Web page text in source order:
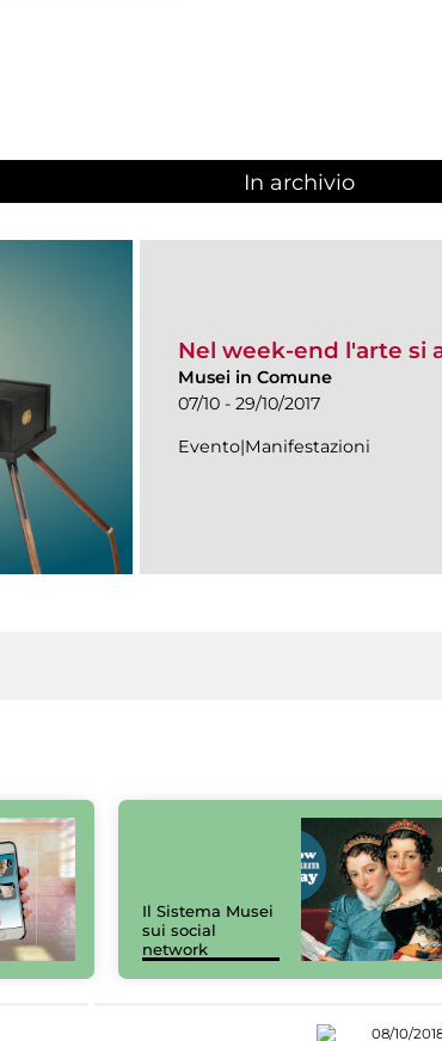
In archivio
Nel week-end l'arte si
Musei in Comune
07/10 - 29/10/2017
Evento|Manifestazioni
Il Sistema Musei
sui social
network